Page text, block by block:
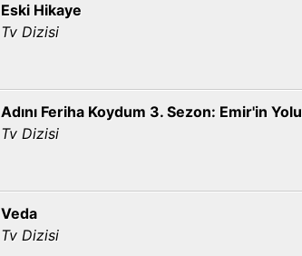
Eski Hikaye
Tv Dizisi
Adını Feriha Koydum 3. Sezon: Emir'in Yolu
Tv Dizisi
Veda
Tv Dizisi